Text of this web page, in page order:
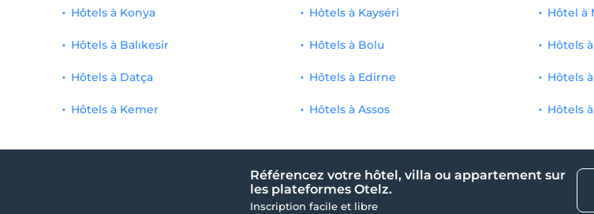
Hôtels à Konya
Hôtels à Balıkesir
Hôtels à Datça
Hôtels à Kemer
Hôtels à Kayséri
Hôtels à Bolu
Hôtels à Edirne
Hôtels à Assos
Hôtel à
Hôtels
Hôtels
Hôtels
Référencez votre hôtel, villa ou appartement sur
les plateformes Otelz.
Inscription facile et libre